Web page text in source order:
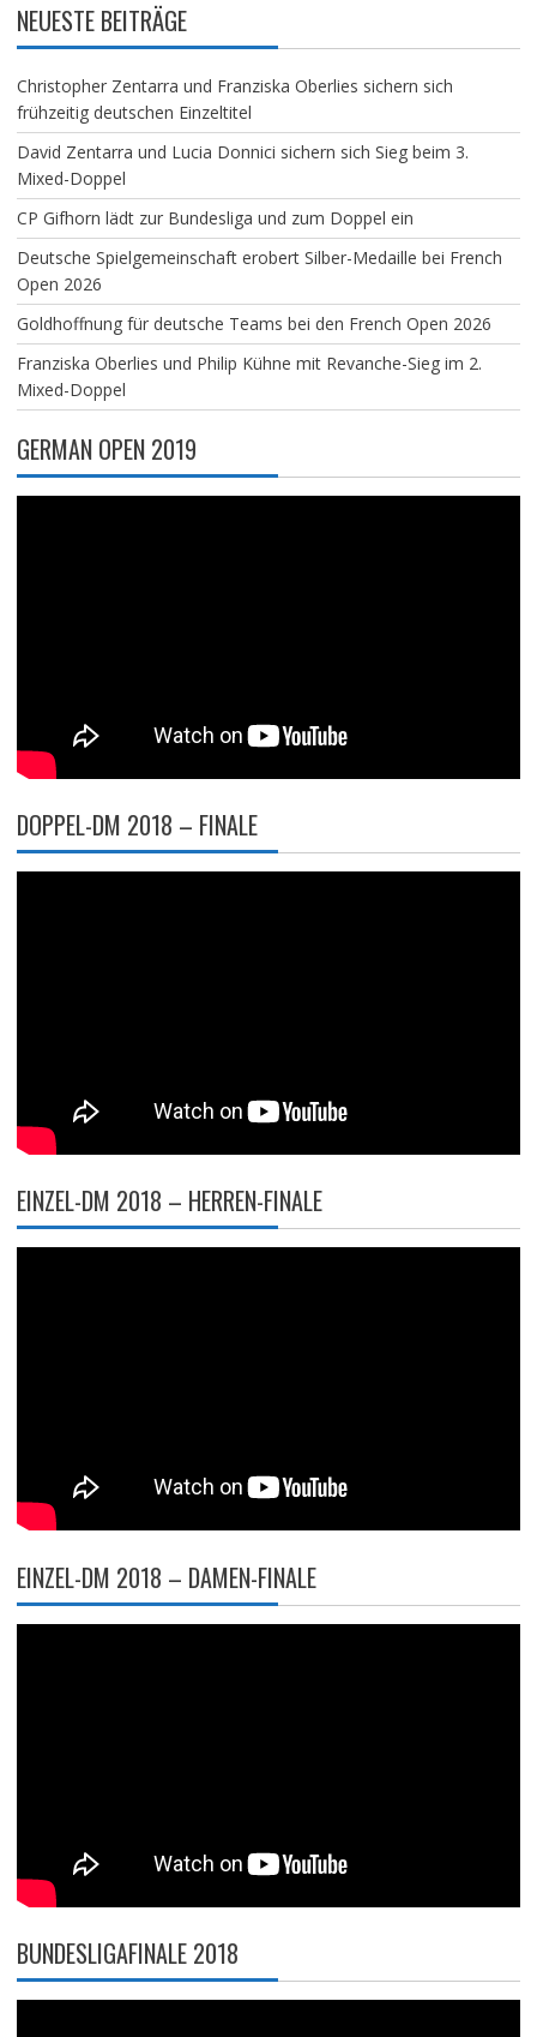
NEUESTE BEITRÄGE
Christopher Zentarra und Franziska Oberlies sichern sich
frühzeitig deutschen Einzeltitel
David Zentarra und Lucia Donnici sichern sich Sieg beim 3.
Mixed-Doppel
CP Gifhorn lädt zur Bundesliga und zum Doppel ein
Deutsche Spielgemeinschaft erobert Silber-Medaille bei French
Open 2026
Goldhoffnung für deutsche Teams bei den French Open 2026
Franziska Oberlies und Philip Kühne mit Revanche-Sieg im 2.
Mixed-Doppel
GERMAN OPEN 2019
DOPPEL-DM 2018 – FINALE
EINZEL-DM 2018 – HERREN-FINALE
EINZEL-DM 2018 – DAMEN-FINALE
BUNDESLIGAFINALE 2018